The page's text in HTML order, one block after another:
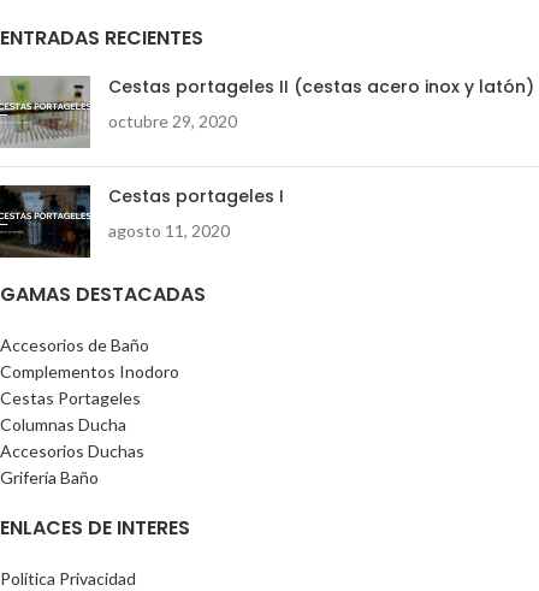
ENTRADAS RECIENTES
Cestas portageles II (cestas acero inox y latón)
octubre 29, 2020
Cestas portageles I
agosto 11, 2020
GAMAS DESTACADAS
Accesorios de Baño
Complementos Inodoro
Cestas Portageles
Columnas Ducha
Accesorios Duchas
Grifería Baño
ENLACES DE INTERES
Política Privacidad